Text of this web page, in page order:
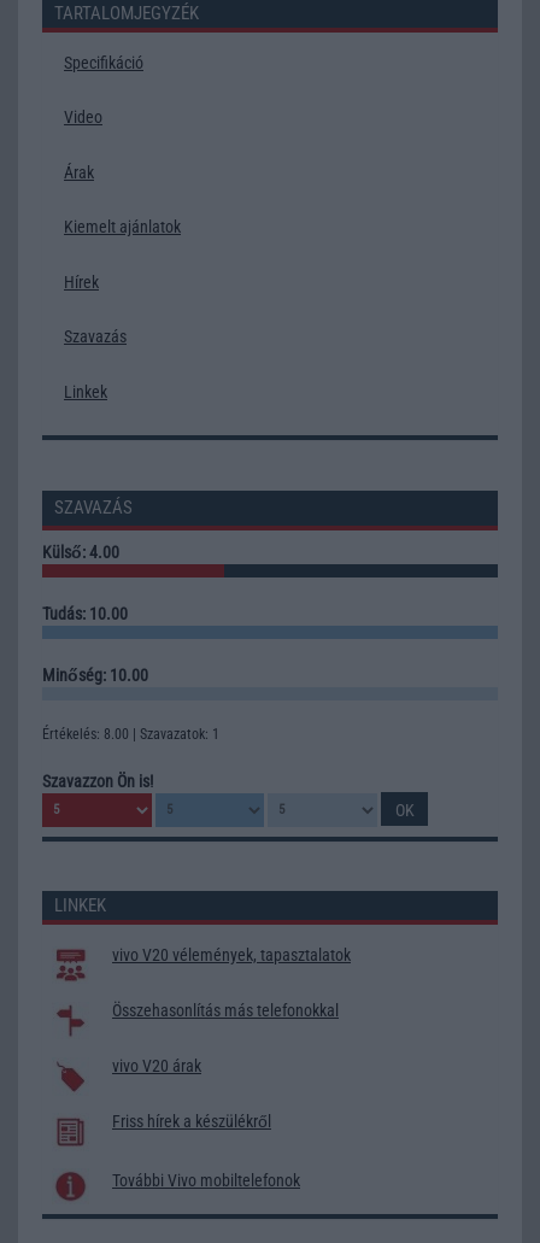
TARTALOMJEGYZÉK
Specifikáció
Video
Árak
Kiemelt ajánlatok
Hírek
Szavazás
Linkek
SZAVAZÁS
Külső: 4.00
Tudás: 10.00
Minőség: 10.00
Értékelés: 8.00 | Szavazatok: 1
Szavazzon Ön is!
LINKEK
vivo V20 vélemények, tapasztalatok
Összehasonlítás más telefonokkal
vivo V20 árak
Friss hírek a készülékről
További Vivo mobiltelefonok